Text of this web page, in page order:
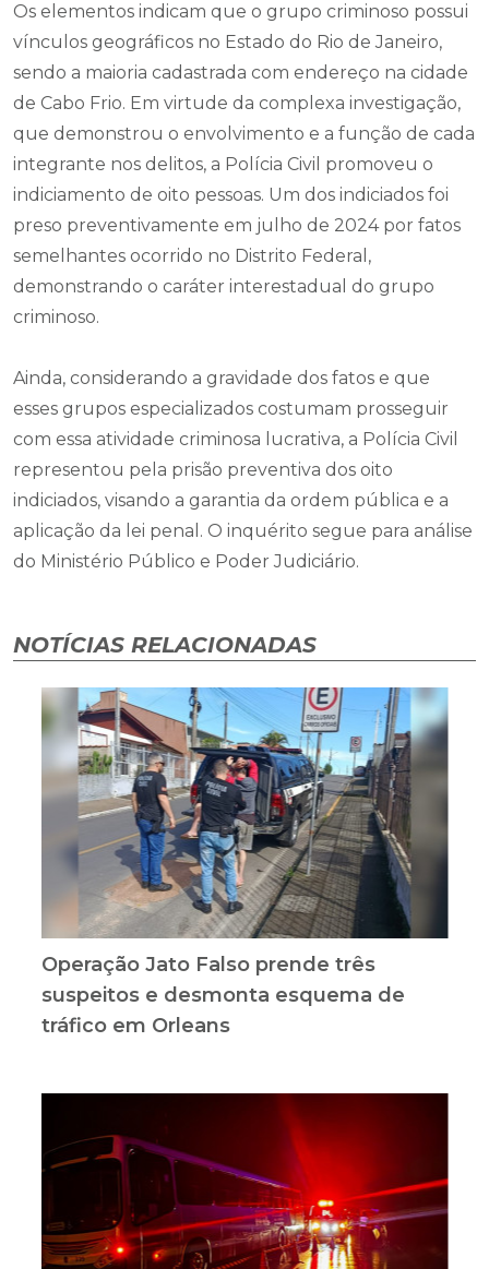
Os elementos indicam que o grupo criminoso possui
vínculos geográficos no Estado do Rio de Janeiro,
sendo a maioria cadastrada com endereço na cidade
de Cabo Frio. Em virtude da complexa investigação,
que demonstrou o envolvimento e a função de cada
integrante nos delitos, a Polícia Civil promoveu o
indiciamento de oito pessoas. Um dos indiciados foi
preso preventivamente em julho de 2024 por fatos
semelhantes ocorrido no Distrito Federal,
demonstrando o caráter interestadual do grupo
criminoso.
Ainda, considerando a gravidade dos fatos e que
esses grupos especializados costumam prosseguir
com essa atividade criminosa lucrativa, a Polícia Civil
representou pela prisão preventiva dos oito
indiciados, visando a garantia da ordem pública e a
aplicação da lei penal. O inquérito segue para análise
do Ministério Público e Poder Judiciário.
NOTÍCIAS RELACIONADAS
Operação Jato Falso prende três
suspeitos e desmonta esquema de
tráfico em Orleans